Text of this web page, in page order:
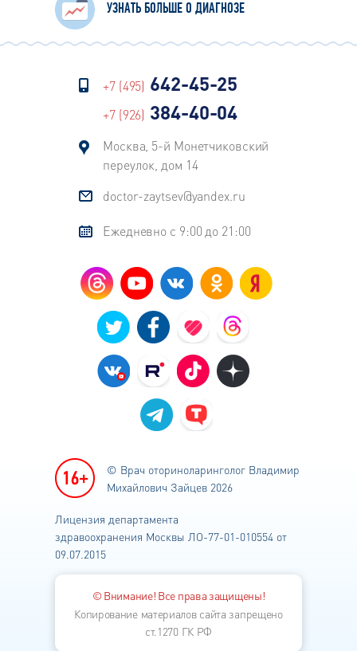
УЗНАТЬ БОЛЬШЕ О ДИАГНОЗЕ
+7 (495) 642-45-25
+7 (926) 384-40-04
Москва, 5-й Монетчиковский
переулок, дом 14
doctor-zaytsev@yandex.ru
Ежедневно с 9:00 до 21:00
© Врач оториноларинголог Владимир
Михайлович Зайцев 2026
Лицензия департамента
здравоохранения Москвы ЛО-77-01-010554 от
09.07.2015
© Внимание! Все права защищены!
Копирование материалов сайта запрещено
ст.1270 ГК РФ